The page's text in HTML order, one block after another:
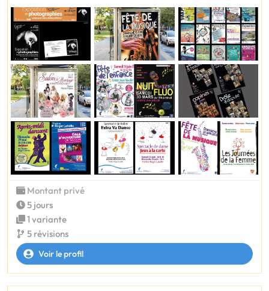
Montant privé
5 jours
1 variante
5 révisions
Voir le profil